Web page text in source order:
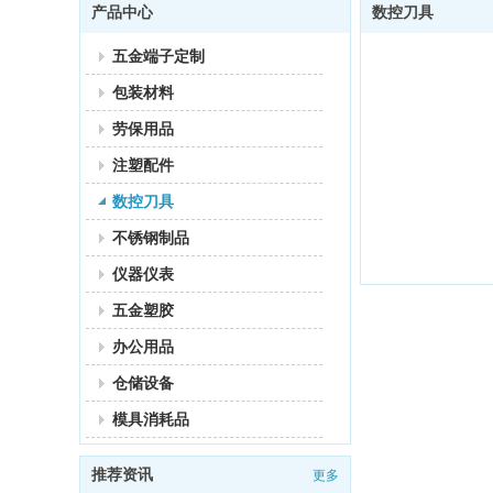
产品中心
五金端子定制
包装材料
劳保用品
注塑配件
数控刀具
不锈钢制品
仪器仪表
五金塑胶
办公用品
仓储设备
模具消耗品
推荐资讯 更多
数控刀具